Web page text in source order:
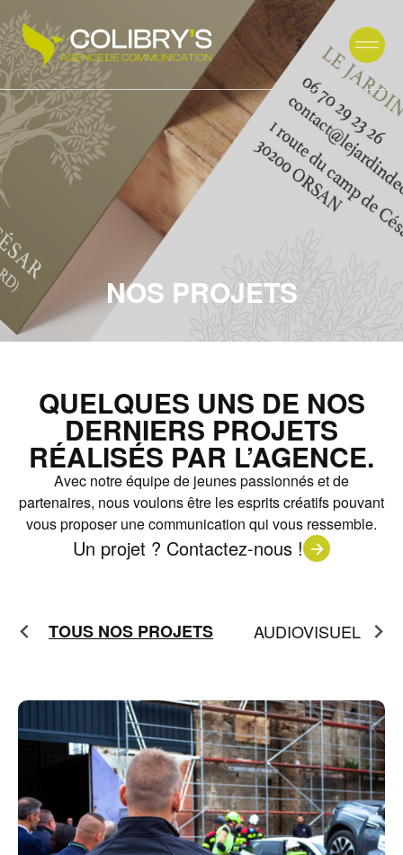
NOS PROJETS
QUELQUES UNS DE NOS
DERNIERS PROJETS
RÉALISÉS PAR L’AGENCE.
Avec notre équipe de jeunes passionnés et de
partenaires, nous voulons être les esprits créatifs pouvant
vous proposer une communication qui vous ressemble.
Un projet ? Contactez-nous !
TOUS NOS PROJETS AUDIOVISUEL